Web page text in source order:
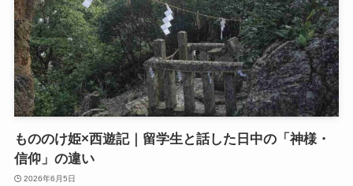
もののけ姫×西遊記｜留学生と話した日中の「神様・
信仰」の違い
2026年6月5日